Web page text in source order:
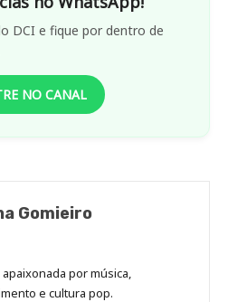
DCI e fique por dentro de
NO CANAL
Gomieiro
apaixonada por música,
e cultura pop.